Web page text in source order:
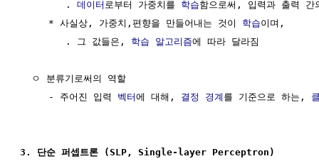
        .
데이터 로부터 가중치를 학습함으로써, 입력과 출력
     * 사실상, 가중치,편향을 만들어내는 것이
학습이며,
        . 그 값들은,
학습 알고리즘에 따라 달라짐
  ㅇ 분류기로써의 역할
     - 주어진 입력
벡터에 대해, 결정 경계 를 기준으로 하는,
3. 단순 퍼셉트론 (SLP, Single-layer Perceptron)